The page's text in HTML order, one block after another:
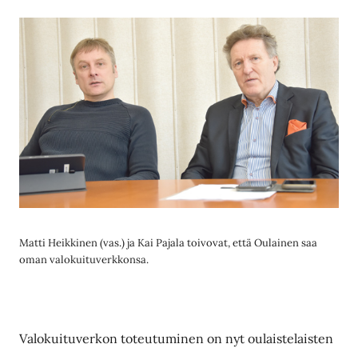
Matti Heikkinen (vas.) ja Kai Pajala toivovat, että Oulainen saa
oman valokuituverkkonsa.
Valokuituverkon toteutuminen on nyt oulaistelaisten